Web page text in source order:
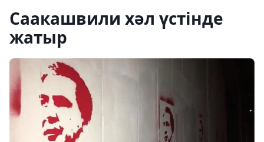
Саакашвили хәл үстінде
жатыр